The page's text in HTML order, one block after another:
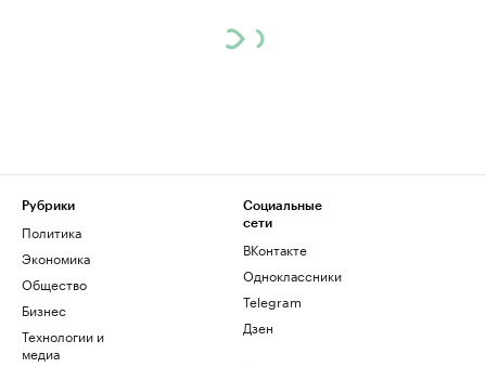
Рубрики
Политика
Экономика
Общество
Бизнес
Технологии и
медиа
Социальные
сети
ВКонтакте
Одноклассники
Telegram
Дзен